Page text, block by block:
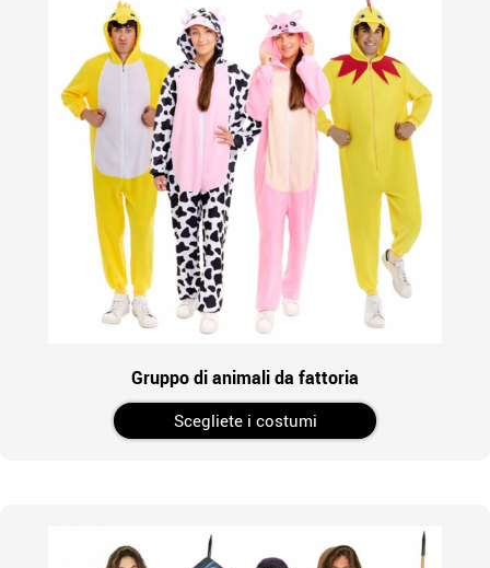
Gruppo di animali da fattoria
Scegliete i costumi